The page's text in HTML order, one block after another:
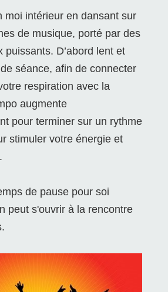
moi intérieur en dansant sur
de musique, porté par des
puissants. D’abord lent et
séance, afin de connecter
respiration avec la
augmente
pour terminer sur un rythme
stimuler votre énergie et
de pause pour soi
peut s'ouvrir à la rencontre